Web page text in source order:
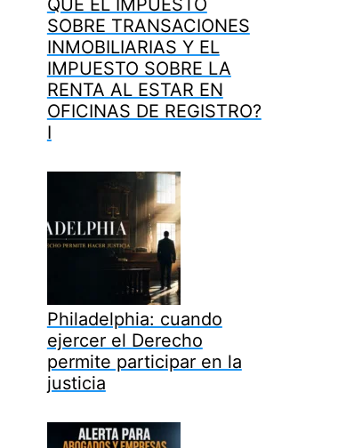
QUE EL IMPUESTO
SOBRE TRANSACIONES
INMOBILIARIAS Y EL
IMPUESTO SOBRE LA
RENTA AL ESTAR EN
OFICINAS DE REGISTRO?
I
Philadelphia: cuando
ejercer el Derecho
permite participar en la
justicia